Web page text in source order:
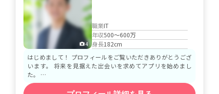
4
職業IT
年収500～600万
身長182cm
はじめまして！ プロフィールをご覧いただきありがとうござ
います。 将来を見据えた出会いを求めてアプリを始めまし
た。 …